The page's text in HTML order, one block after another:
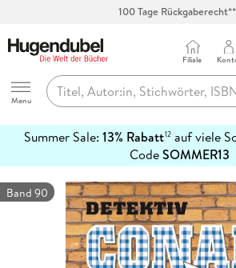
100 Tage
Hugendubel
Menu
Filiale
Summer Sale: 13% Rabatt12auf viele
CodeSOMMER13
erfahren
Band 90